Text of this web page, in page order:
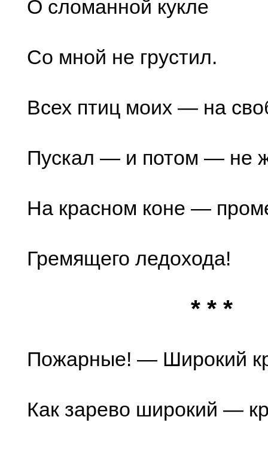
О сломанной кукле
Со мной не грустил.
Всех птиц моих — на
Пускал — и потом — не
На красном коне —
Гремящего ледохода!
* * *
Пожарные! — Широкий
Как зарево широкий —